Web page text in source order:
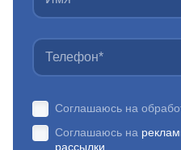
Соглашаюсь на
Соглашаюсь на
рассылки